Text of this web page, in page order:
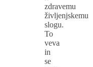
zdravemu
življenjskemu
slogu.
To
veva
in
se